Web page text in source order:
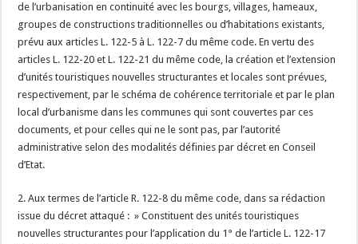
de l’urbanisation en continuité avec les bourgs, villages, hameaux,
groupes de constructions traditionnelles ou d’habitations existants,
prévu aux articles L. 122-5 à L. 122-7 du même code. En vertu des
articles L. 122-20 et L. 122-21 du même code, la création et l’extension
d’unités touristiques nouvelles structurantes et locales sont prévues,
respectivement, par le schéma de cohérence territoriale et par le plan
local d’urbanisme dans les communes qui sont couvertes par ces
documents, et pour celles qui ne le sont pas, par l’autorité
administrative selon des modalités définies par décret en Conseil
d’Etat.
2. Aux termes de l’article R. 122-8 du même code, dans sa rédaction
issue du décret attaqué : » Constituent des unités touristiques
nouvelles structurantes pour l’application du 1° de l’article L. 122-17